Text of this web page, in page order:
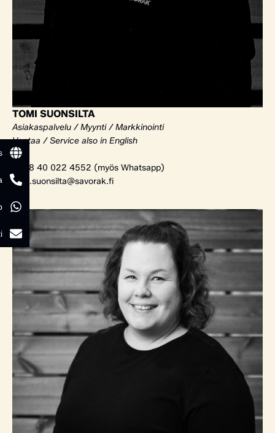
TOMI SUONSILTA
Asiakaspalvelu / Myynti / Markkinointi
Vantaa / Service also in English
+358 40 022 4552 (myös Whatsapp)
tomi.suonsilta@savorak.fi